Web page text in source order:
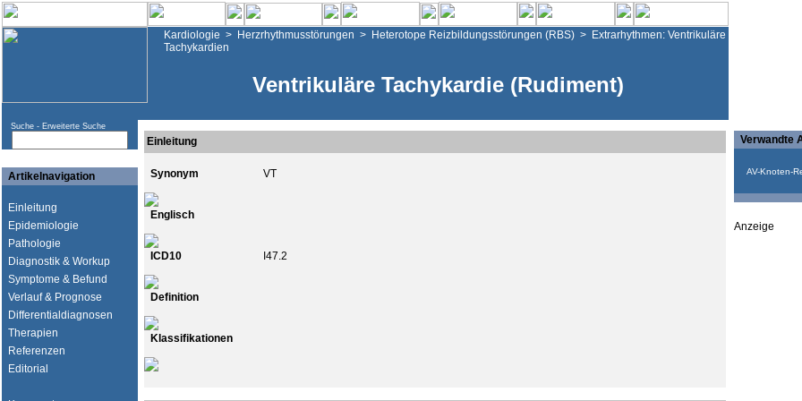
Kardiologie > Herzrhythmusstörungen > Heterotope Reizbildungsstörungen (RBS) > Extrarhythmen: Ventrikuläre
Tachykardien
Ventrikuläre Tachykardie (Rudiment)
Suche - Erweiterte Suche
Artikelnavigation
Einleitung
Epidemiologie
Pathologie
Diagnostik & Workup
Symptome & Befund
Verlauf & Prognose
Differentialdiagnosen
Therapien
Referenzen
Editorial
Einleitung
Synonym VT
Englisch
ICD10 I47.2
Definition
Klassifikationen
Verwandte
AV-Knoten-
Anzeige